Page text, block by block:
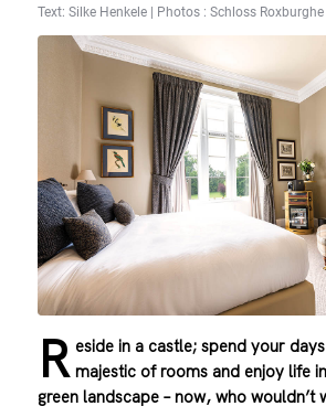
Text: Silke Henkele | Photos : Schloss Roxburghe
R eside in a castle; spend your
majestic of rooms and enjoy life
green landscape – now, who wouldn’t